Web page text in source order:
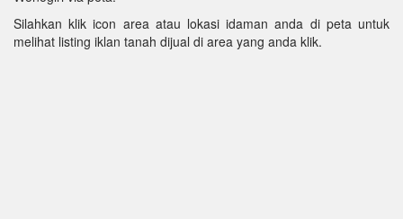
Silahkan klik icon area atau lokasi idaman anda di peta untuk
melihat listing iklan tanah dijual di area yang anda klik.